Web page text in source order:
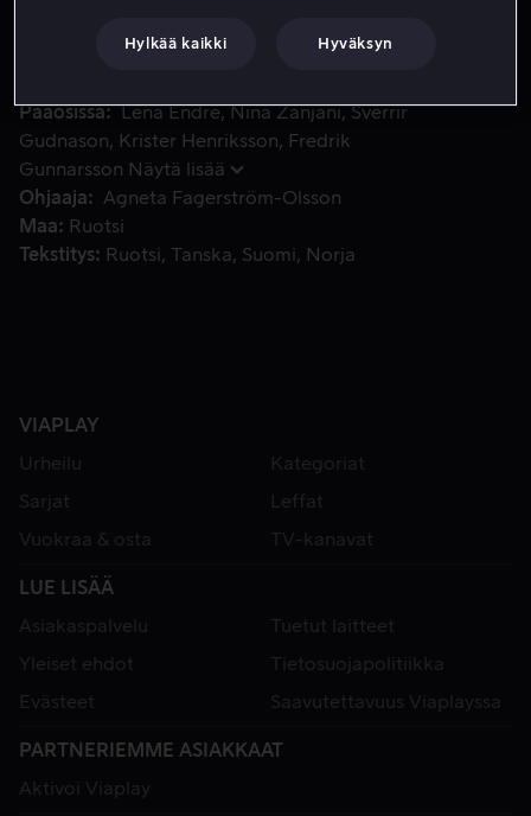
löytää pian vihjeitä päinvastaisesta.
Pääosissa Lena Endre Nina Zanjani Sverrir
Gudnason
Krister Henriksson
Fredrik
Gunnarsson Näytä lisää
Ohjaaja
Agneta Fagerström-Olsson
Maa
Ruotsi
Tekstitys
Ruotsi Tanska Suomi Norja
VIAPLAY
Urheilu
Kategoriat
Sarjat
Leffat
Vuokraa & osta
TV-kanavat
LUE LISÄÄ
Asiakaspalvelu
Tuetut laitteet
Yleiset ehdot
Tietosuojapolitiikka
Evästeet
Saavutettavuus Viaplayssa
PARTNERIEMME ASIAKKAAT
Aktivoi Viaplay
Hylkää kaikki Hyväksyn